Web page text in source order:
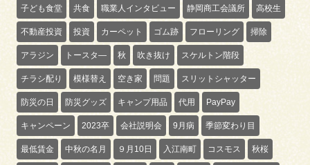
子ども食堂 共食 職業人インタビュー 静岡商工会議所 高校生
不動産投資 投資 カーペット ゴム跡 フローリング 掃除
アラジン トースタ― 秋 吹き抜け スケルトン階段
チラシ配り 模様替え 空き家 問題 スリットシャッター
防災の日 防災グッズ キャンプ用品 代用 PayPay
キャンペーン 2023卒 会社説明会 9月病 季節変わり目
最低賃金 中秋の名月 ９月10日 入江南町 コスモス 秋桜